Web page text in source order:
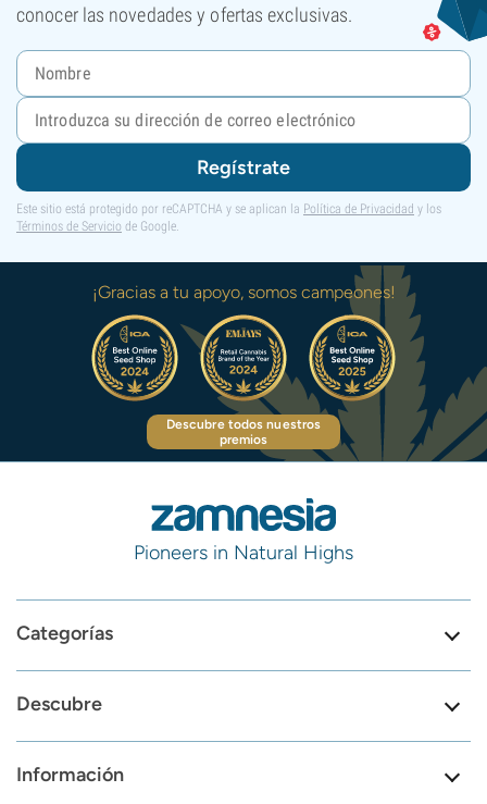
conocer las novedades y ofertas exclusivas.
Regístrate
Este sitio está protegido por reCAPTCHA y se aplican la Política de Privacidad y los
Términos de Servicio de Google.
¡Gracias a tu apoyo, somos campeones!
Descubre todos nuestros
premios
Pioneers in Natural Highs
Categorías
Descubre
Información